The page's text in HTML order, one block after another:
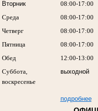
Вторник
08:00-17:00
Среда
08:00-17:00
Четверг
08:00-17:00
Пятница
08:00-17:00
Обед
12:00-13:00
Суббота,
воскресенье
выходной
подробнее